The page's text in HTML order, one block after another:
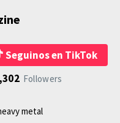
Seguinos en TikTok
Followers
metal